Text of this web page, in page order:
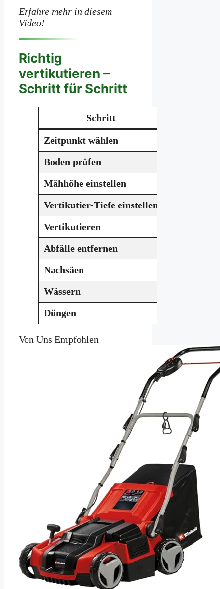
Erfahre mehr in diesem
Video!
Richtig
vertikutieren –
Schritt für Schritt
Schritt
Zeitpunkt wählen
Boden prüfen
Mähhöhe einstellen
Vertikutier-Tiefe einstellen
Vertikutieren
Abfälle entfernen
Nachsäen
Wässern
Düngen
Von Uns Empfohlen